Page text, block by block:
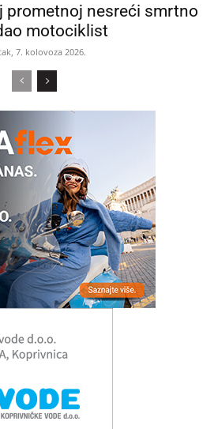
prometnoj nesreći smrtno
motociklist
7. kolovoza 2026.